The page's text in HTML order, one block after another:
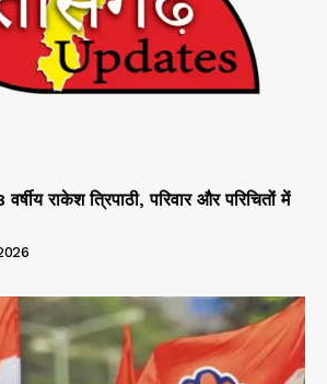
राकेश त्रिपाठी, परिवार और परिचितों में